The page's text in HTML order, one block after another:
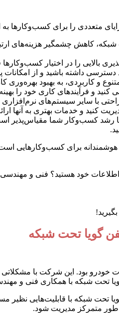
متعددی را برای کسب‌وکارها به
شبکه، کاهش چشمگیر هزینه‌های
بالایی را در اختیار
دسترسی داشته باشید و از
متنوع و کاربردی، به بهبود
و فرآیندهای کاری خود را
کنید و خدمات بهتری به آنها
رشد کسب‌وکار شما مقیاس‌پذیر
هوشمندانه برای کسب‌وکارهایی
اطلاعات خود هستید؟ فنی و
بود. این شرکت با مشکلاتی
تحت شبکه با همکاری فنی و
تحت شبکه با قابلیت‌هایی